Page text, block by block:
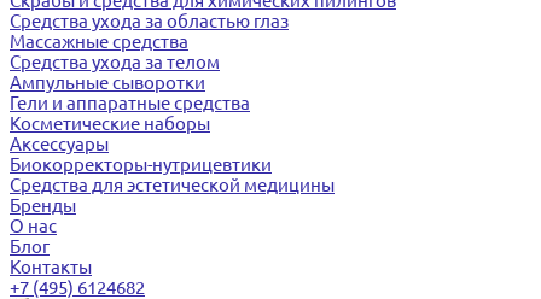
Средства ухода за областью глаз
Массажные средства
Средства ухода за телом
Ампульные сыворотки
Гели и аппаратные средства
Косметические наборы
Аксессуары
Биокорректоры-нутрицевтики
Средства для эстетической медицины
Бренды
О нас
Блог
Контакты
+7 (495) 6124682